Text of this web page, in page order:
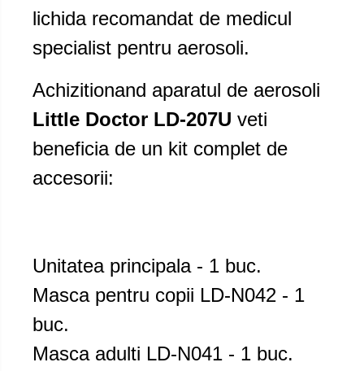
lichida recomandat de medicul
specialist pentru aerosoli.
Achizitionand aparatul de aerosoli
Little Doctor LD-207U veti
beneficia de un kit complet de
accesorii:
Unitatea principala - 1 buc.
Masca pentru copii LD-N042 - 1
buc.
Masca adulti LD-N041 - 1 buc.